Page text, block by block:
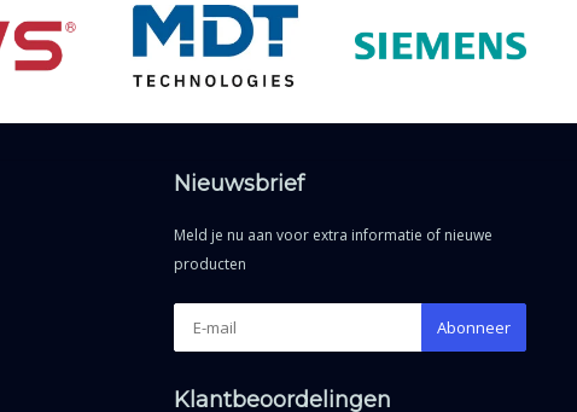
Nieuwsbrief
Meld je nu aan voor extra informatie of nieuwe
producten
Abonneer
Klantbeoordelingen